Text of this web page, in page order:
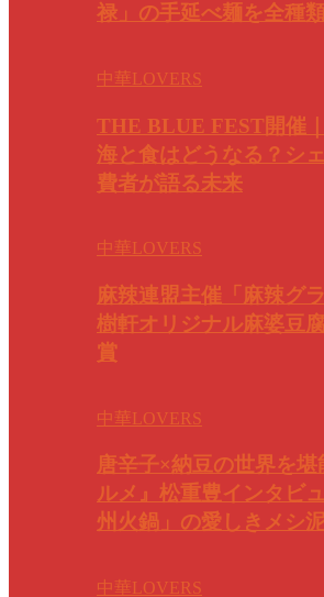
禄」の手延べ麺を全種
中華LOVERS
THE BLUE FEST開催
海と食はどうなる？シ
費者が語る未来
中華LOVERS
麻辣連盟主催「麻辣グ
樹軒オリジナル麻婆豆
賞
中華LOVERS
唐辛子×納豆の世界を
ルメ』松重豊インタビ
州火鍋」の愛しきメシ
中華LOVERS